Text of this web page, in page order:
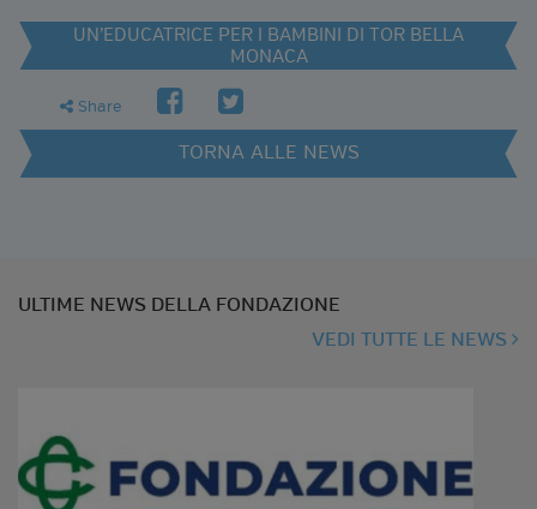
UN’EDUCATRICE PER I BAMBINI DI TOR BELLA
MONACA
Sharesharefacebook
twitter
TORNA ALLE NEWS
ULTIME NEWS DELLA FONDAZIONE
VEDI TUTTE LE NEWS